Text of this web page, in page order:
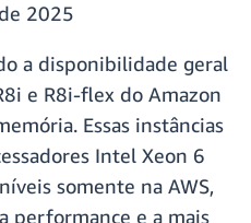
2025
a disponibilidade geral
e R8i-flex do Amazon
Essas instâncias
Intel Xeon 6
somente na AWS,
performance e a mais